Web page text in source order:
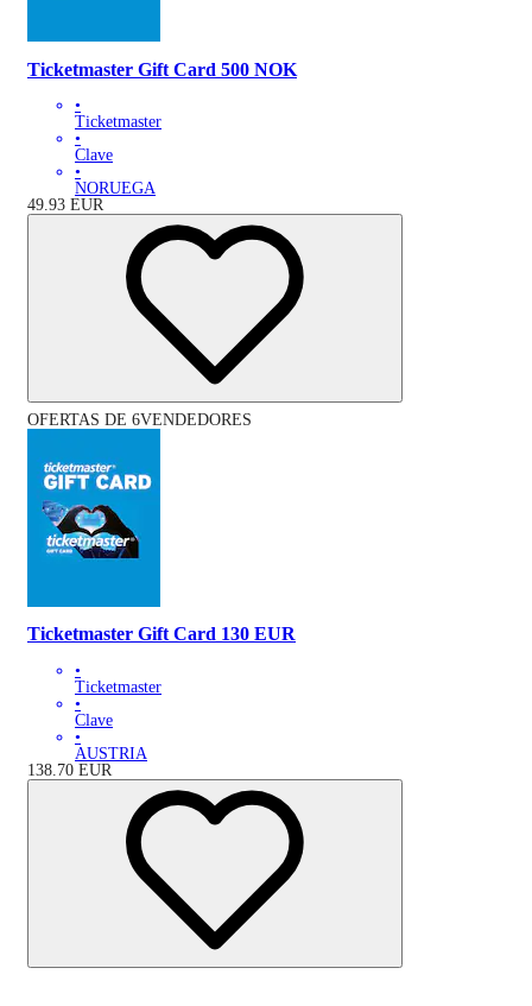
Ticketmaster Gift Card 500 NOK
•
Ticketmaster
•
Clave
•
NORUEGA
49.93 EUR
OFERTAS DE 6VENDEDORES
Ticketmaster Gift Card 130 EUR
•
Ticketmaster
•
Clave
•
AUSTRIA
138.70 EUR